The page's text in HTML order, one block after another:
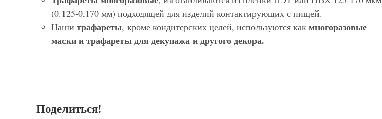
(0.125-0,170 мм) подходящей для изделий контактирующих с пищей.
Наши трафареты, кроме кондитерских целей, используются как многоразовые
маски и трафареты для декупажа и другого декора.
Поделиться!